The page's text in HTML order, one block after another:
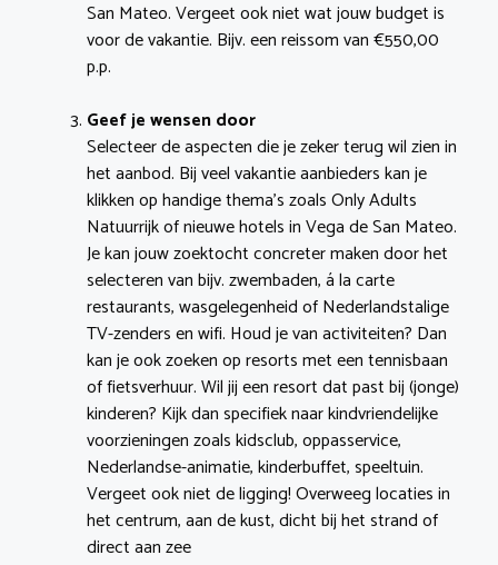
San Mateo. Vergeet ook niet wat jouw budget is
voor de vakantie. Bijv. een reissom van €550,00
p.p.
Geef je wensen door
Selecteer de aspecten die je zeker terug wil zien in
het aanbod. Bij veel vakantie aanbieders kan je
klikken op handige thema’s zoals Only Adults
Natuurrijk of nieuwe hotels in Vega de San Mateo.
Je kan jouw zoektocht concreter maken door het
selecteren van bijv. zwembaden, á la carte
restaurants, wasgelegenheid of Nederlandstalige
TV-zenders en wifi. Houd je van activiteiten? Dan
kan je ook zoeken op resorts met een tennisbaan
of fietsverhuur. Wil jij een resort dat past bij (jonge)
kinderen? Kijk dan specifiek naar kindvriendelijke
voorzieningen zoals kidsclub, oppasservice,
Nederlandse-animatie, kinderbuffet, speeltuin.
Vergeet ook niet de ligging! Overweeg locaties in
het centrum, aan de kust, dicht bij het strand of
direct aan zee